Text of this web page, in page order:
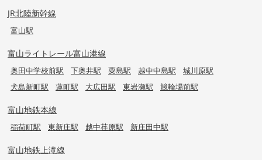
JR北陸新幹線
富山駅
富山ライトレール富山港線
奥田中学校前駅 下奥井駅 粟島駅 越中中島駅
城川原駅
犬島新町駅
蓮町駅 大広田駅 東岩瀬駅 競輪場前駅
富山地鉄本線
稲荷町駅 東新庄駅 越中荏原駅 新庄田中駅
富山地鉄上滝線